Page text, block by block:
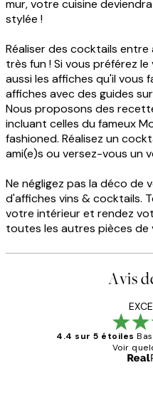
mur, votre cuisine
stylée !
Réaliser des cocktails
très fun ! Si vous préférez
aussi les affiches qu'il vous
affiches avec des guides
Nous proposons des
incluant celles du fameux
fashioned. Réalisez un
ami(e)s ou versez-vous un
Ne négligez pas la déco de
d'affiches vins & cocktails.
votre intérieur et rendez
toutes les autres pièces de
Avis
4.4 sur 5 étoiles
Voir